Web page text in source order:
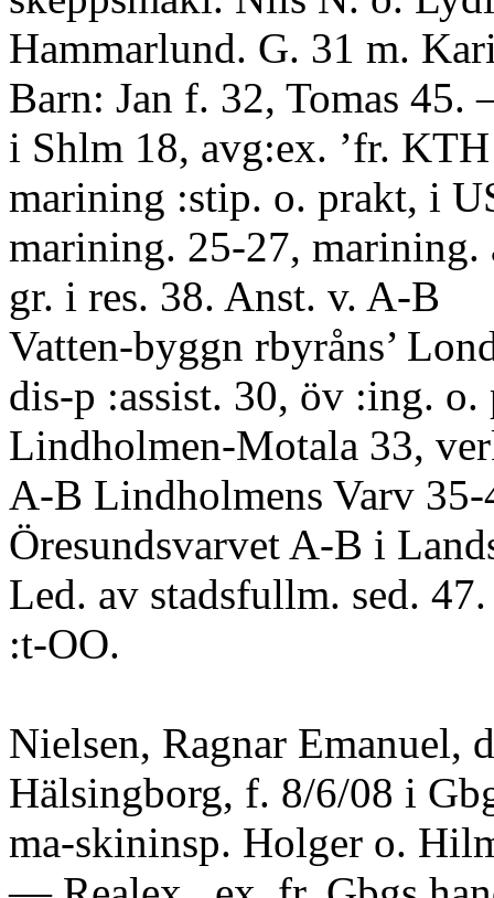
Hammarlund. G. 31 m.
Barn: Jan f. 32, Tomas
i Shlm 18, avg:ex. ’fr.
marining :stip. o. prakt, i
marining. 25-27, marining.
gr. i res. 38. Anst. v. A-B
Vatten-byggn rbyråns’
dis-p :assist. 30, öv :ing.
Lindholmen-Motala 33,
A-B Lindholmens Varv 35-
Öresundsvarvet A-B i
Led. av stadsfullm. sed.
:t-OO.
Nielsen, Ragnar Emanuel,
Hälsingborg, f. 8/6/08 i
ma-skininsp. Holger o.